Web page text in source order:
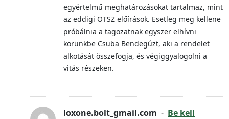
egyértelmű meghatározásokat tartalmaz, mint
az eddigi OTSZ előírások. Esetleg meg kellene
próbálnia a tagozatnak egyszer elhívni
körünkbe Csuba Bendegúzt, aki a rendelet
alkotását összefogja, és végiggyalogolni a
vitás részeken.
loxone.bolt_gmail.com - Be kell